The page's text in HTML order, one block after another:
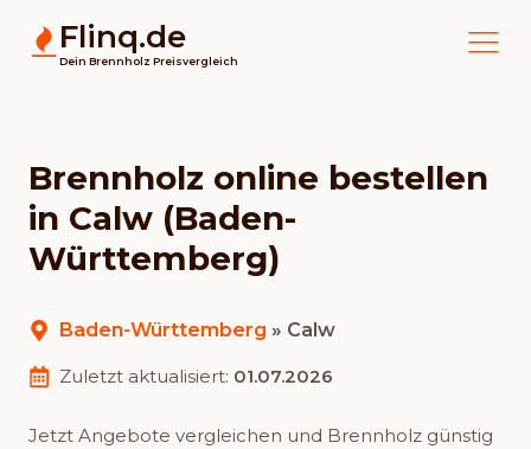
Flinq.de
Dein Brennholz Preisvergleich
Brennholz online bestellen
in Calw (Baden-
Württemberg)
Baden-Württemberg » Calw
Zuletzt aktualisiert: 01.07.2026
Jetzt Angebote vergleichen und Brennholz günstig